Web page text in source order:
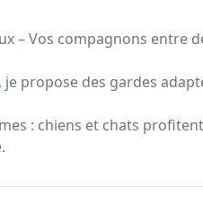
– Vos compagnons entre
propose des gardes
: chiens et chats